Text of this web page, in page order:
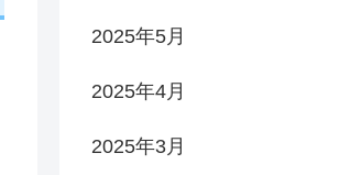
2025年5月
2025年4月
2025年3月